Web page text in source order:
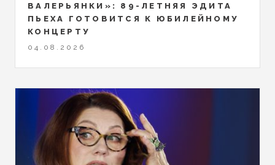
ВАЛЕРЬЯНКИ»: 89-ЛЕТНЯЯ ЭДИТА
ПЬЕХА ГОТОВИТСЯ К ЮБИЛЕЙНОМУ
КОНЦЕРТУ
04.08.2026